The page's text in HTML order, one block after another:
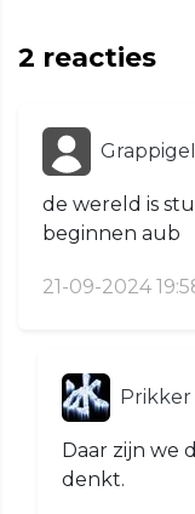
2 reacties
de wereld is
beginnen aub
21-09-2024
Prikker
Daar zijn we
denkt.